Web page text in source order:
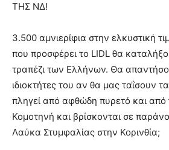
ΤΗΣ ΝΔ!
3.500 αμνιερίφια στην ελκυστική
που προσφέρει το LIDL θα
τραπέζι των Ελλήνων. Θα
ιδιοκτήτες του αν θα μας ταΐσουν
πληγεί από αφθώδη πυρετό και από
Κομοτηνή και βρίσκονται σε
Λαύκα Στυμφαλίας στην Κορινθία;